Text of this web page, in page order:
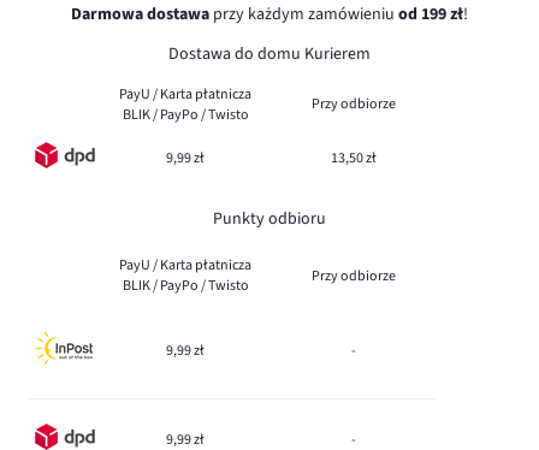
Darmowa dostawa przy każdym zamówieniu od 199 zł!
Dostawa do domu Kurierem
PayU / Karta płatnicza
BLIK / PayPo / Twisto
Przy odbiorze
9,99 zł 13,50 zł
Punkty odbioru
PayU / Karta płatnicza
BLIK / PayPo / Twisto
Przy odbiorze
9,99 zł -
9,99 zł -